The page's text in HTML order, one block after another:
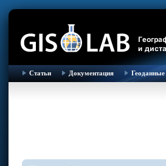
Статьи Документация Геоданные